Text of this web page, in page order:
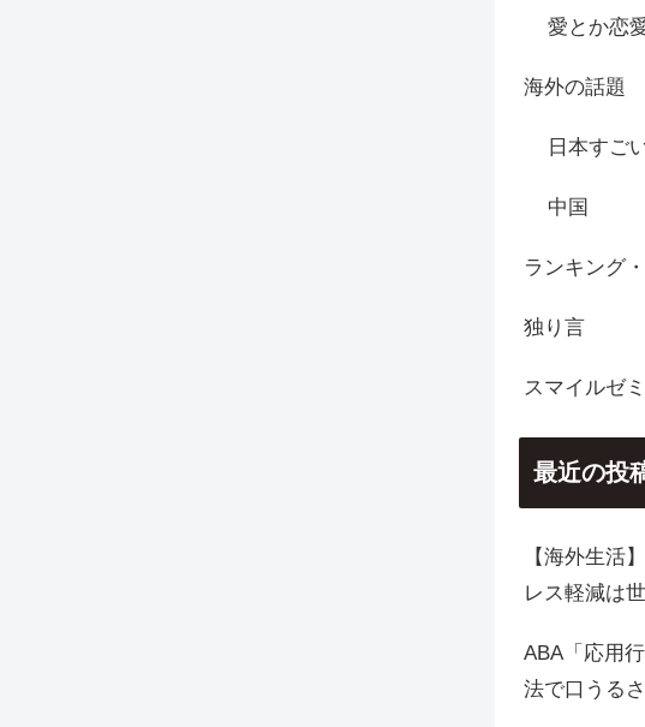
愛とか恋
海外の話題
日本すご
中国
ランキング
独り言
スマイルゼミ
最近の投
【海外生活
レス軽減は
ABA「応用
法で口うる